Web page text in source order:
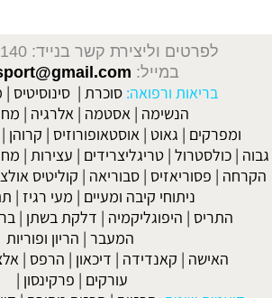
לפרטים וליצירת קשר בנייד: 052-8567140
במייל:
בריאות ורפואה: סוכרת | סינוסיטיס |
הנשימה | אסטמה | אלרגיה |
ומפרקים | גאוט | אוסטאופורוזיס | קרוהן |
גבוה |כולסטרול |טריגליצרידים | עצירות |
הקרחה | פסוריאזיס |סבוריאה | קוליטיס
ניתוחי קיבה ומעיים | מעי רגיז |
התריס | היפוגליקמיה | דלקת בשתן |
המעבר | הריון ופוריות
האישה | קאנדידה | דיכאון | הרפס |
עורקים | פרקינסון |